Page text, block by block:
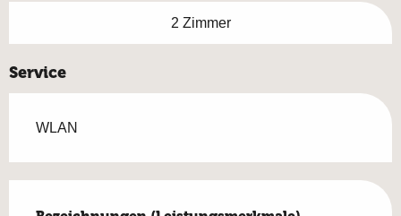
2 Zimmer
Service
WLAN